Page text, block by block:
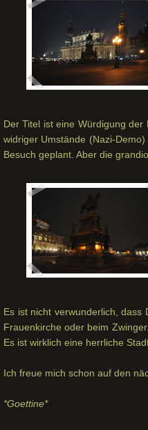
Der Titel ist eine Würdigung
widriger Umstände (Nazi-
Besuch geplant. Aber die
Es ist nicht verwunderlich,
Frauenkirche oder beim
Es ist wirklich eine herrliche
Ich freue mich schon auf den
*Goettine*